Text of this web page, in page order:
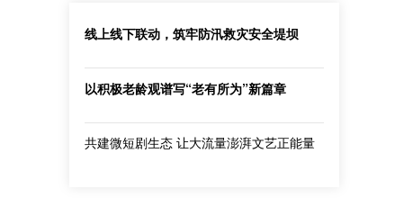
线上线下联动，筑牢防汛救灾安全堤坝
以积极老龄观谱写“老有所为”新篇章
共建微短剧生态 让大流量澎湃文艺正能量